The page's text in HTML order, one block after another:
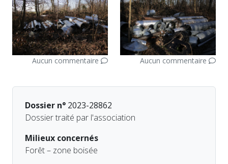
Aucun commentaire Aucun commentaire
Dossier n° 2023-28862
Dossier traité par l'association
Milieux concernés
Forêt – zone boisée